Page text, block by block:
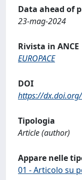
Data ahead of
23-mag-2024
Rivista in ANCE
EUROPACE
DOI
https://
Tipologia
Article (author)
Appare nelle
01 - Articolo su